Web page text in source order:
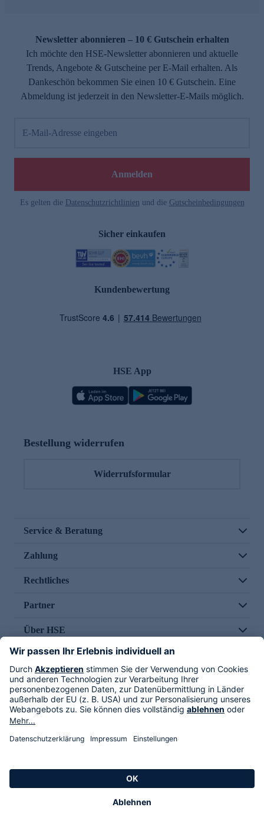
Newsletter abonnieren – 10 € Gutschein erhalten
Ich möchte den HSE-Newsletter abonnieren und aktuelle
Trends, Angebote & Gutscheine per E-Mail erhalten. Als
Dankeschön bekommen Sie einen 10 € Gutschein. Eine
Abmeldung ist jederzeit in den Newsletter-E-Mails möglich.
E-Mail-Adresse eingeben
Anmelden
Es gelten die Datenschutzrichtlinien und die Gutscheinbedingungen
Sicher einkaufen
Kundenbewertung
HSE App
Bestellung widerrufen
Widerrufsformular
Service & Beratung
Zahlung
Rechtliches
Partner
Über HSE
Im TV
HSE International